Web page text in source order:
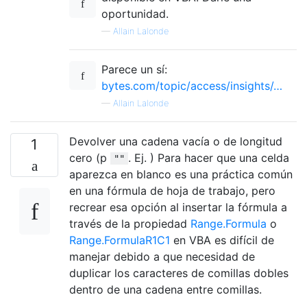
oportunidad.
— Allain Lalonde
Parece un sí:
bytes.com/topic/access/insights/…
— Allain Lalonde
1
Devolver una cadena vacía o de longitud
cero (p
"" . Ej. ) Para hacer que una celda
aparezca en blanco es una práctica común
en una fórmula de hoja de trabajo, pero
recrear esa opción al insertar la fórmula a
través de la propiedad Range.Formula o
Range.FormulaR1C1 en VBA es difícil de
manejar debido a que necesidad de
duplicar los caracteres de comillas dobles
dentro de una cadena entre comillas.